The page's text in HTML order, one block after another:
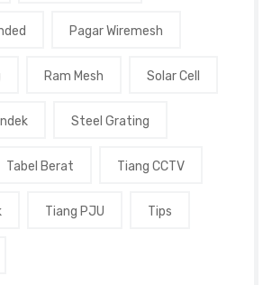
Pagar Wiremesh
Ram Mesh Solar Cell
Steel Grating
Tabel Berat Tiang CCTV
Tiang PJU Tips